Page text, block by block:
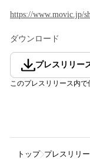
https://www.movic.jp/
ダウンロード
プレスリリー
このプレスリリース内
トップ プレスリリ